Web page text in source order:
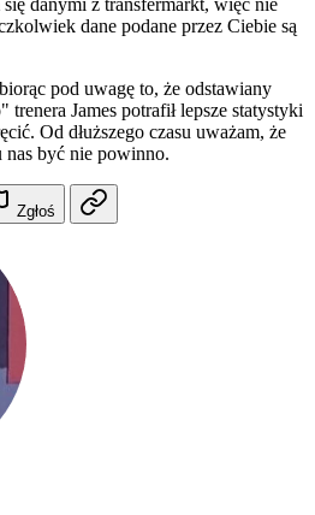
się danymi z transfermarkt, więc nie
dane podane przez Ciebie są
pod uwagę to, że odstawiany
trenera James potrafił lepsze statystyki
Od dłuższego czasu uważam, że
być nie powinno.
Zgłoś